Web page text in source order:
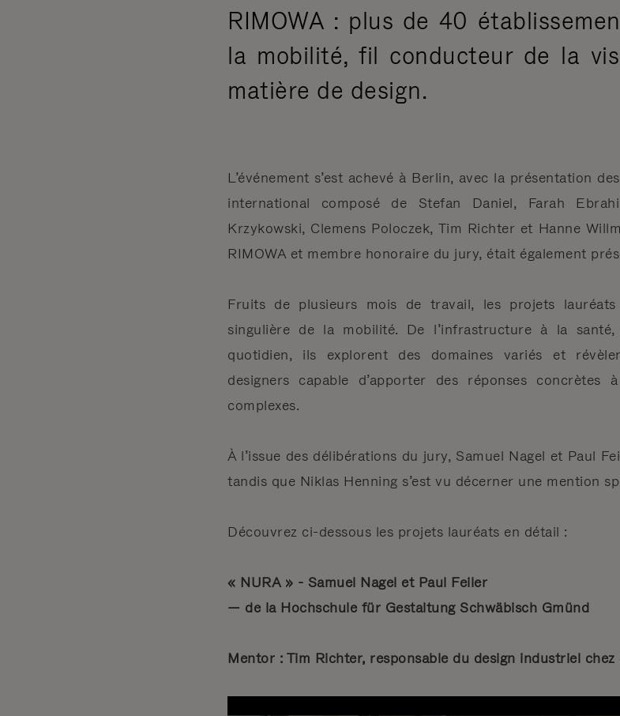
RIMOWA : plus de 40
la mobilité, fil conducteur de la
matière de design.
L’événement s’est achevé à Berlin, avec la présentation
international composé de Stefan Daniel, Farah
Krzykowski, Clemens Poloczek, Tim Richter et Hanne
RIMOWA et membre honoraire du jury, était également
Fruits de plusieurs mois de travail, les projets
singulière de la mobilité. De l’infrastructure à la
quotidien, ils explorent des domaines variés et
designers capable d’apporter des réponses concrètes
complexes.
À l’issue des délibérations du jury, Samuel Nagel et Paul
tandis que Niklas Henning s’est vu décerner une mention
Découvrez ci-dessous les projets lauréats en détail :
« NURA » - Samuel Nagel et Paul Feiler
— de la Hochschule für Gestaltung Schwäbisch Gmünd
Mentor : Tim Richter, responsable du design industriel